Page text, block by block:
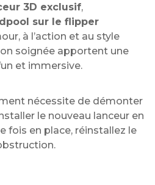
3D exclusif,
sur le flipper
à l’action et au style
soignée apportent une
et immersive.
nécessite de démonter
le nouveau lanceur en
fois en place, réinstallez le